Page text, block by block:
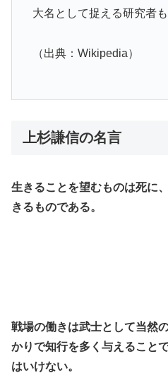
大名として捉える研究者も
（出典：Wikipedia）
上杉謙信の名言
生きることを望むものは死に
きるものである。
戦場の働きは武士として当然
かりで知行を多く与えること
はいけない。